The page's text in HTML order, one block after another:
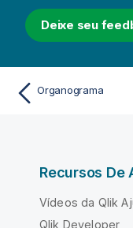
Deixe seu
Organograma
Recursos De
Vídeos da Qlik
Qlik Developer